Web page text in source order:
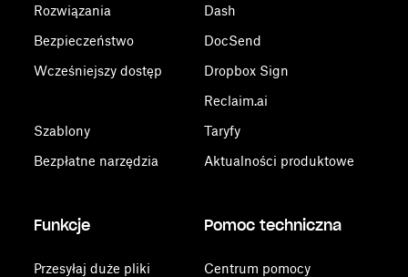
Rozwiązania
Bezpieczeństwo
Wcześniejszy dostęp
Szablony
Bezpłatne narzędzia
Dash
DocSend
Dropbox Sign
Reclaim.ai
Taryfy
Aktualności produktowe
Funkcje
Przesyłaj duże pliki
Pomoc techniczna
Centrum pomocy